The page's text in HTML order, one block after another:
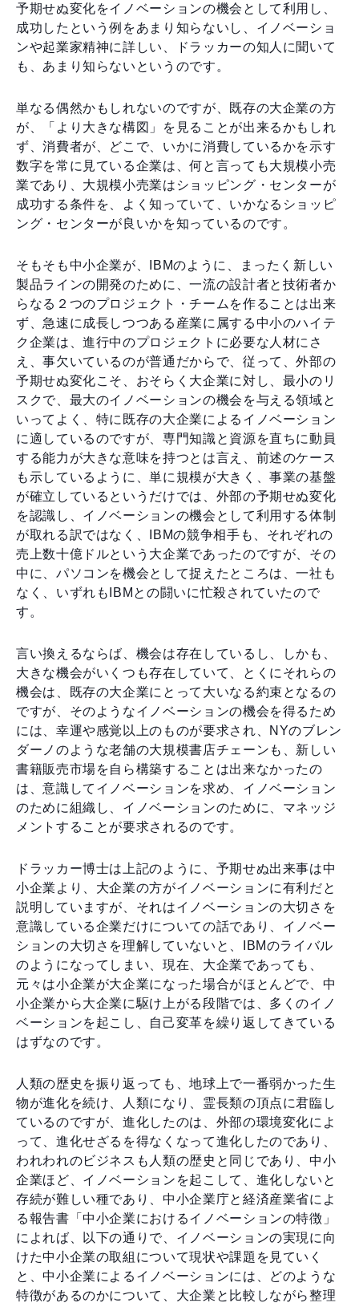
予期せぬ変化をイノベーションの機会として利用し、
成功したという例をあまり知らないし、イノベーショ
ンや起業家精神に詳しい、ドラッカーの知人に聞いて
も、あまり知らないというのです。
単なる偶然かもしれないのですが、既存の大企業の方
が、「より大きな構図」を見ることが出来るかもしれ
ず、消費者が、どこで、いかに消費しているかを示す
数字を常に見ている企業は、何と言っても大規模小売
業であり、大規模小売業はショッピング・センターが
成功する条件を、よく知っていて、いかなるショッピ
ング・センターが良いかを知っているのです。
そもそも中小企業が、IBMのように、まったく新しい
製品ラインの開発のために、一流の設計者と技術者か
らなる２つのプロジェクト・チームを作ることは出来
ず、急速に成長しつつある産業に属する中小のハイテ
ク企業は、進行中のプロジェクトに必要な人材にさ
え、事欠いているのが普通だからで、従って、外部の
予期せぬ変化こそ、おそらく大企業に対し、最小のリ
スクで、最大のイノベーションの機会を与える領域と
いってよく、特に既存の大企業によるイノベーション
に適しているのですが、専門知識と資源を直ちに動員
する能力が大きな意味を持つとは言え、前述のケース
も示しているように、単に規模が大きく、事業の基盤
が確立しているというだけでは、外部の予期せぬ変化
を認識し、イノベーションの機会として利用する体制
が取れる訳ではなく、IBMの競争相手も、それぞれの
売上数十億ドルという大企業であったのですが、その
中に、パソコンを機会として捉えたところは、一社も
なく、いずれもIBMとの闘いに忙殺されていたので
す。
言い換えるならば、機会は存在しているし、しかも、
大きな機会がいくつも存在していて、とくにそれらの
機会は、既存の大企業にとって大いなる約束となるの
ですが、そのようなイノベーションの機会を得るため
には、幸運や感覚以上のものが要求され、NYのブレン
ダーノのような老舗の大規模書店チェーンも、新しい
書籍販売市場を自ら構築することは出来なかったの
は、意識してイノベーションを求め、イノベーション
のために組織し、イノベーションのために、マネッジ
メントすることが要求されるのです。
ドラッカー博士は上記のように、予期せぬ出来事は中
小企業より、大企業の方がイノベーションに有利だと
説明していますが、それはイノベーションの大切さを
意識している企業だけについての話であり、イノベー
ションの大切さを理解していないと、IBMのライバル
のようになってしまい、現在、大企業であっても、
元々は小企業が大企業になった場合がほとんどで、中
小企業から大企業に駆け上がる段階では、多くのイノ
ベーションを起こし、自己変革を繰り返してきている
はずなのです。
人類の歴史を振り返っても、地球上で一番弱かった生
物が進化を続け、人類になり、霊長類の頂点に君臨し
ているのですが、進化したのは、外部の環境変化によ
って、進化せざるを得なくなって進化したのであり、
われわれのビジネスも人類の歴史と同じであり、中小
企業ほど、イノベーションを起こして、進化しないと
存続が難しい種であり、中小企業庁と経済産業省によ
る報告書「中小企業におけるイノベーションの特徴」
によれば、以下の通りで、イノベーションの実現に向
けた中小企業の取組について現状や課題を見ていく
と、中小企業によるイノベーションには、どのような
特徴があるのかについて、大企業と比較しながら整理